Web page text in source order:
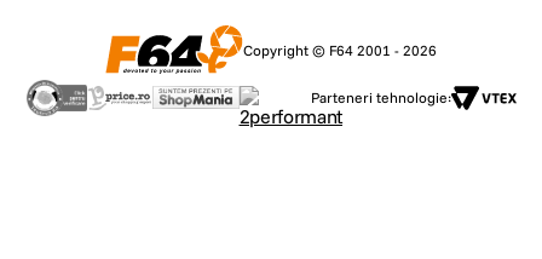
Copyright © F64 2001 - 2026
Parteneri tehnologie: